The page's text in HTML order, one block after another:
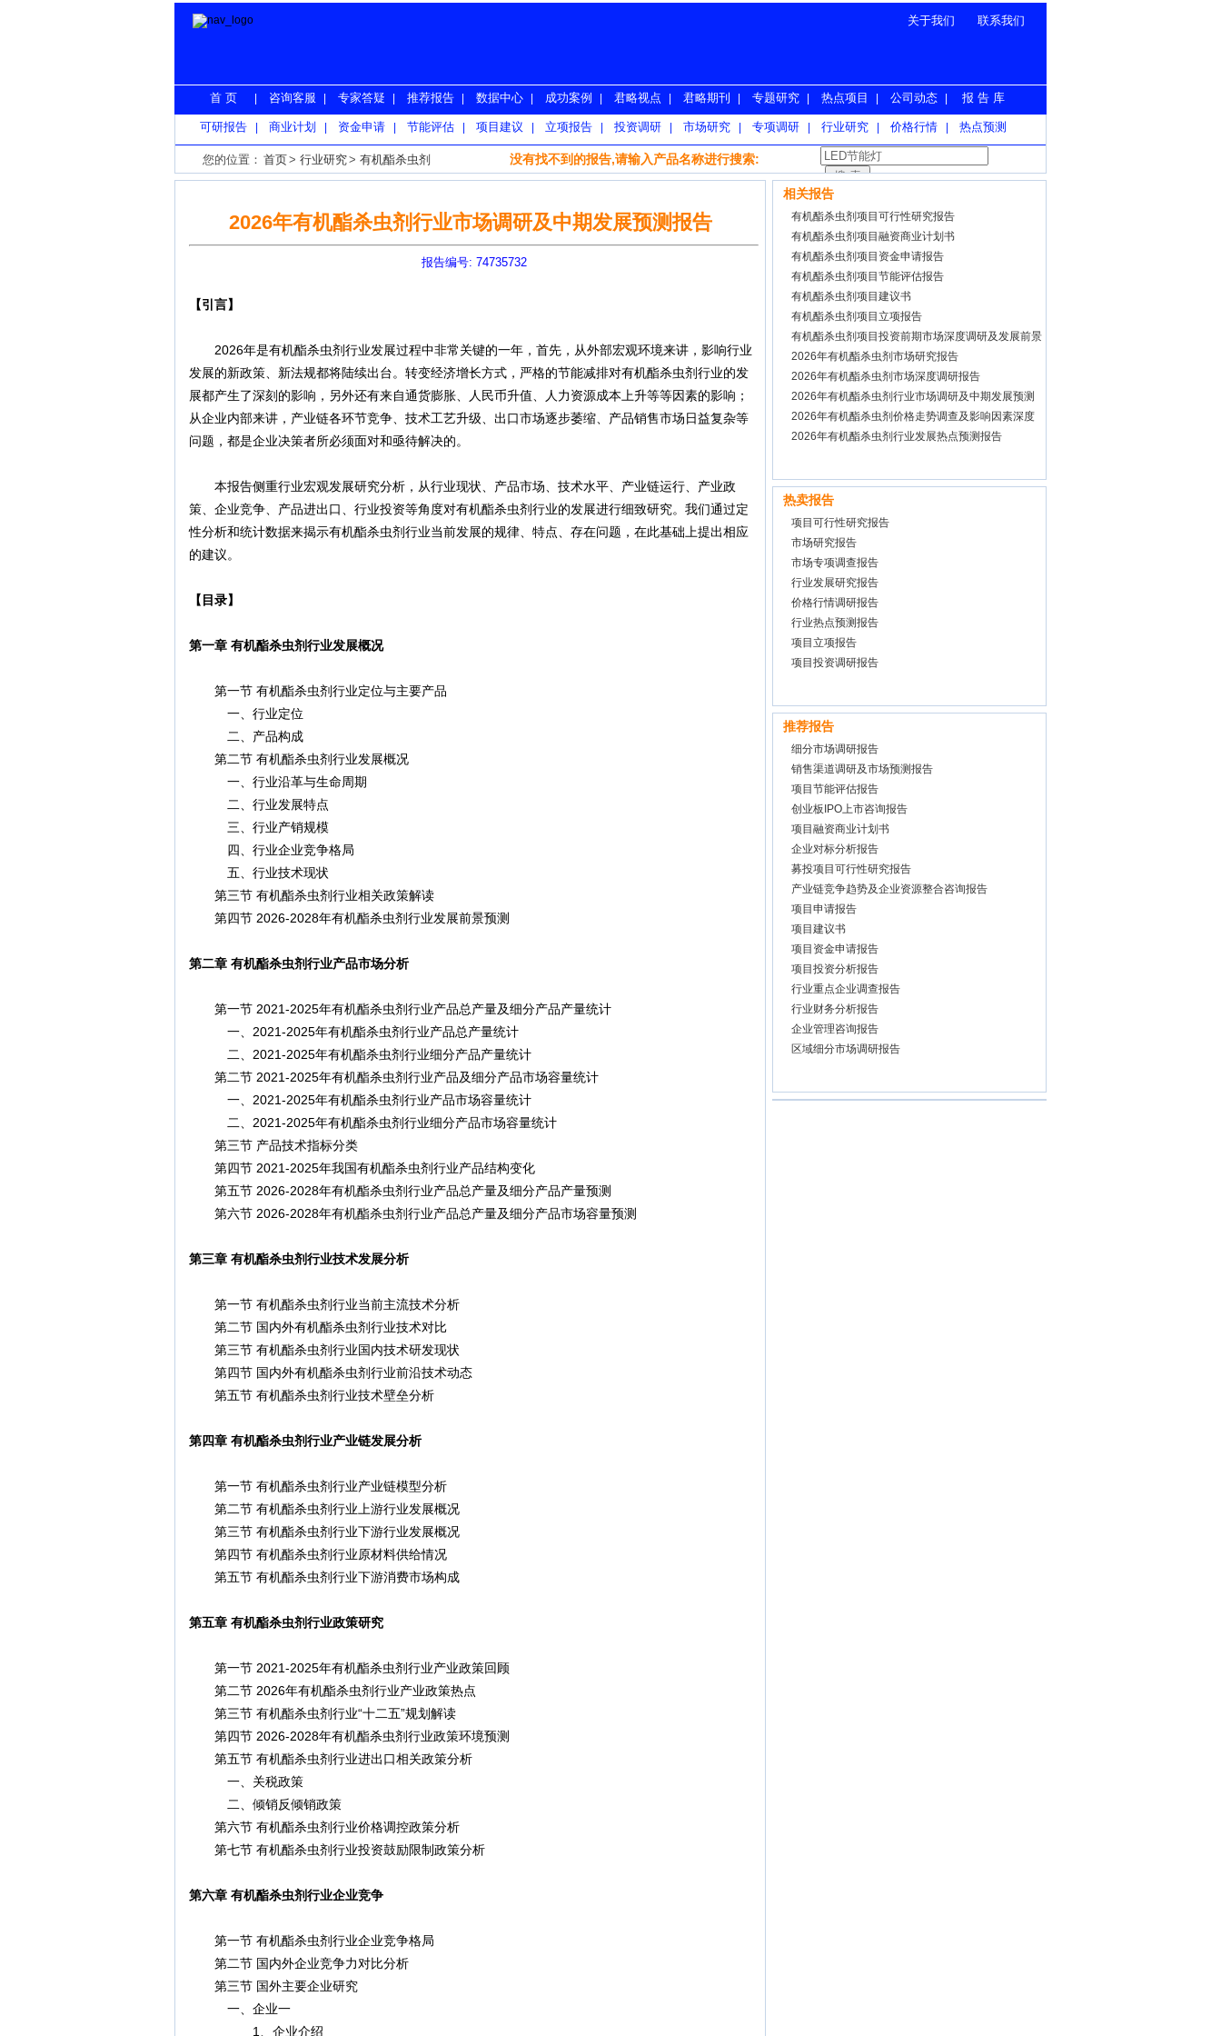
关于我们 联系我们
首 页 咨询客服 专家答疑 推荐报告 数据中心 成功案例 君略视点 君略期刊 专题研究 热点项目 公司动态 报 告 库
可研报告 商业计划 资金申请 节能评估 项目建议 立项报告 投资调研 市场研究 专项调研 行业研究 价格行情 热点预测
您的位置： 首页> 行业研究> 有机酯杀虫剂 没有找不到的报告,请输入产品名称进行搜索:
2026年有机酯杀虫剂行业市场调研及中期发展预测报告
报告编号: 74735732
【引言】
2026年是有机酯杀虫剂行业发展过程中非常关键的一年，首先，从外部宏观环境来讲，影响行业
发展的新政策、新法规都将陆续出台。转变经济增长方式，严格的节能减排对有机酯杀虫剂行业的发
展都产生了深刻的影响，另外还有来自通货膨胀、人民币升值、人力资源成本上升等等因素的影响；
从企业内部来讲，产业链各环节竞争、技术工艺升级、出口市场逐步萎缩、产品销售市场日益复杂等
问题，都是企业决策者所必须面对和亟待解决的。
本报告侧重行业宏观发展研究分析，从行业现状、产品市场、技术水平、产业链运行、产业政
策、企业竞争、产品进出口、行业投资等角度对有机酯杀虫剂行业的发展进行细致研究。我们通过定
性分析和统计数据来揭示有机酯杀虫剂行业当前发展的规律、特点、存在问题，在此基础上提出相应
的建议。
【目录】
第一章 有机酯杀虫剂行业发展概况
第一节 有机酯杀虫剂行业定位与主要产品
一、行业定位
二、产品构成
第二节 有机酯杀虫剂行业发展概况
一、行业沿革与生命周期
二、行业发展特点
三、行业产销规模
四、行业企业竞争格局
五、行业技术现状
第三节 有机酯杀虫剂行业相关政策解读
第四节 2026-2028年有机酯杀虫剂行业发展前景预测
第二章 有机酯杀虫剂行业产品市场分析
第一节 2021-2025年有机酯杀虫剂行业产品总产量及细分产品产量统计
一、2021-2025年有机酯杀虫剂行业产品总产量统计
二、2021-2025年有机酯杀虫剂行业细分产品产量统计
第二节 2021-2025年有机酯杀虫剂行业产品及细分产品市场容量统计
一、2021-2025年有机酯杀虫剂行业产品市场容量统计
二、2021-2025年有机酯杀虫剂行业细分产品市场容量统计
第三节 产品技术指标分类
第四节 2021-2025年我国有机酯杀虫剂行业产品结构变化
第五节 2026-2028年有机酯杀虫剂行业产品总产量及细分产品产量预测
第六节 2026-2028年有机酯杀虫剂行业产品总产量及细分产品市场容量预测
第三章 有机酯杀虫剂行业技术发展分析
第一节 有机酯杀虫剂行业当前主流技术分析
第二节 国内外有机酯杀虫剂行业技术对比
第三节 有机酯杀虫剂行业国内技术研发现状
第四节 国内外有机酯杀虫剂行业前沿技术动态
第五节 有机酯杀虫剂行业技术壁垒分析
第四章 有机酯杀虫剂行业产业链发展分析
第一节 有机酯杀虫剂行业产业链模型分析
第二节 有机酯杀虫剂行业上游行业发展概况
第三节 有机酯杀虫剂行业下游行业发展概况
第四节 有机酯杀虫剂行业原材料供给情况
第五节 有机酯杀虫剂行业下游消费市场构成
第五章 有机酯杀虫剂行业政策研究
第一节 2021-2025年有机酯杀虫剂行业产业政策回顾
第二节 2026年有机酯杀虫剂行业产业政策热点
第三节 有机酯杀虫剂行业“十二五”规划解读
第四节 2026-2028年有机酯杀虫剂行业政策环境预测
第五节 有机酯杀虫剂行业进出口相关政策分析
一、关税政策
二、倾销反倾销政策
第六节 有机酯杀虫剂行业价格调控政策分析
第七节 有机酯杀虫剂行业投资鼓励限制政策分析
第六章 有机酯杀虫剂行业企业竞争
第一节 有机酯杀虫剂行业企业竞争格局
第二节 国内外企业竞争力对比分析
第三节 国外主要企业研究
一、企业一
1、企业介绍
相关报告
有机酯杀虫剂项目可行性研究报告
有机酯杀虫剂项目融资商业计划书
有机酯杀虫剂项目资金申请报告
有机酯杀虫剂项目节能评估报告
有机酯杀虫剂项目建议书
有机酯杀虫剂项目立项报告
有机酯杀虫剂项目投资前期市场深度调研及发展前景
预测报告
2026年有机酯杀虫剂市场研究报告
2026年有机酯杀虫剂市场深度调研报告
2026年有机酯杀虫剂行业市场调研及中期发展预测
报告
2026年有机酯杀虫剂价格走势调查及影响因素深度
调研报告
2026年有机酯杀虫剂行业发展热点预测报告
热卖报告
项目可行性研究报告
市场研究报告
市场专项调查报告
行业发展研究报告
价格行情调研报告
行业热点预测报告
项目立项报告
项目投资调研报告
推荐报告
细分市场调研报告
销售渠道调研及市场预测报告
项目节能评估报告
创业板IPO上市咨询报告
项目融资商业计划书
企业对标分析报告
募投项目可行性研究报告
产业链竞争趋势及企业资源整合咨询报告
项目申请报告
项目建议书
项目资金申请报告
项目投资分析报告
行业重点企业调查报告
行业财务分析报告
企业管理咨询报告
区域细分市场调研报告